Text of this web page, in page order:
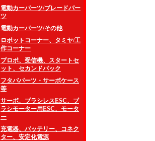
電動カーパーツ/ブレードパー
ツ
電動カーパーツ/その他
ロボットコーナー、タミヤ/工
作コーナー
プロポ、受信機、スタートセ
ット、セカンドパック
フタバパーツ・サーボケース
等
サーボ、ブラシレスESC、ブ
ラシモーター用ESC、モータ
ー
充電器、バッテリー、コネク
ター、安定化電源